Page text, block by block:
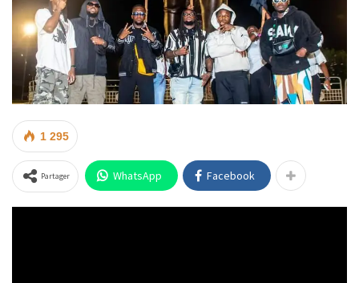
1 295
Partager WhatsApp Facebook